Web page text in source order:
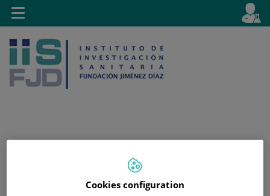
Saltar al contenido
activo
es
Toggle
navigation
Cookies configuration